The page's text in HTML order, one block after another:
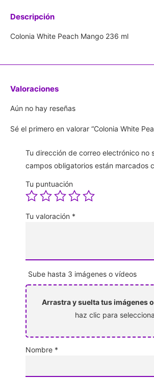
Descripción
Colonia White Peach Mango 236 ml
Valoraciones
Aún no hay reseñas
Sé el primero en valorar “Colonia White
Tu dirección de correo electrónico no
campos obligatorios están marcados
Tu puntuación
Tu valoración *
Sube hasta 3 imágenes o vídeos
Arrastra y suelta tus imágenes
haz clic para
Nombre *